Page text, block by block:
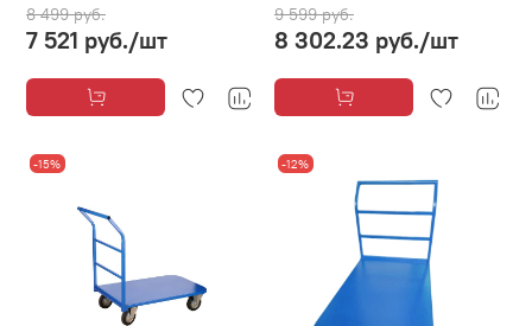
8 499 руб.
7 521 руб./шт
9 599 руб.
8 302.23 руб./шт
-15% -12%